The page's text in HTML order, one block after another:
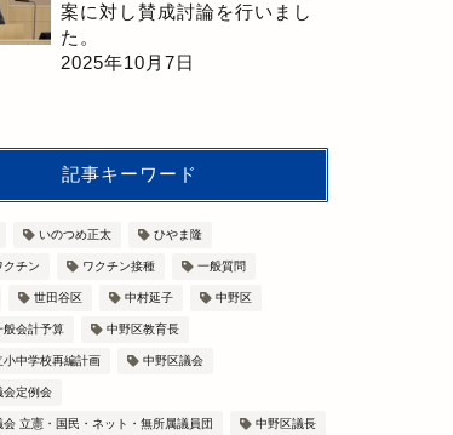
案に対し賛成討論を行いまし
た。
2025年10月7日
記事キーワード
いのつめ正太 ひやま隆
クチン ワクチン接種 一般質問
世田谷区 中村延子 中野区
般会計予算 中野区教育長
小中学校再編計画 中野区議会
会定例会
会 立憲・国民・ネット・無所属議員団 中野区議長